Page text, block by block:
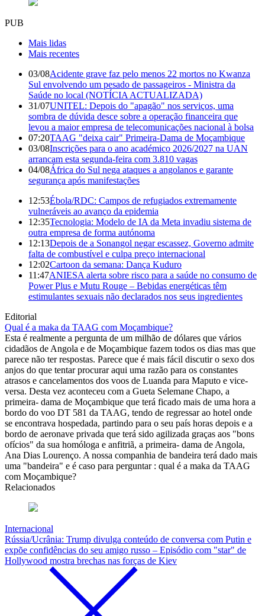
PUB
Mais lidas
Mais recentes
03/08Acidente grave faz pelo menos 22 mortos no Kwanza
Sul envolvendo um pesado de passageiros - Ministra da
Saúde no local (NOTÍCIA ACTUALIZADA)
31/07UNITEL: Depois do "apagão" nos serviços, uma
sombra de dúvida desce sobre a operação financeira que
levou a maior empresa de telecomunicações nacional à bolsa
07:20TAAG "deixa cair" Primeira-Dama de Moçambique
03/08Inscrições para o ano académico 2026/2027 na UAN
arrancam esta segunda-feira com 3.810 vagas
04/08África do Sul nega ataques a angolanos e garante
segurança após manifestações
12:53Ébola/RDC: Campos de refugiados extremamente
vulneráveis ao avanço da epidemia
12:35Tecnologia: Modelo de IA da Meta invadiu sistema de
outra empresa de forma autónoma
12:13Depois de a Sonangol negar escassez, Governo admite
falta de combustível e culpa preço internacional
12:02Cartoon da semana: Dança Kuduro
11:47ANIESA alerta sobre risco para a saúde no consumo de
Power Plus e Mutu Rouge – Bebidas energéticas têm
estimulantes sexuais não declarados nos seus ingredientes
Editorial
Qual é a maka da TAAG com Moçambique?
Esta é realmente a pergunta de um milhão de dólares que vários
cidadãos de Angola e de Moçambique fazem todos os dias mas que
parece não ter respostas. Parece que é mais fácil discutir o sexo dos
anjos do que tentar procurar aqui uma razão para os constantes
atrasos e cancelamentos dos voos de Luanda para Maputo e vice-
versa. Desta vez aconteceu com a Gueta Selemane Chapo, a
primeira- dama de Moçambique que terá ficado mais de uma hora a
bordo do voo DT 581 da TAAG, tendo de regressar ao hotel onde
se encontrava hospedada, partindo para o seu país horas depois e a
bordo de aeronave privada que terá sido agilizada graças aos "bons
ofícios" da sua homóloga e anfitriã, a primeira- dama de Angola,
Ana Dias Lourenço. A nossa companhia de bandeira terá dado mais
uma "bandeira" e é caso para perguntar : qual é a maka da TAAG
com Moçambique?
Relacionados
Internacional
Rússia/Ucrânia: Trump divulga conteúdo de conversa com Putin e
expõe confidências do seu amigo russo – Episódio com "star" de
Hollywood mostra brechas nas forças de Kiev